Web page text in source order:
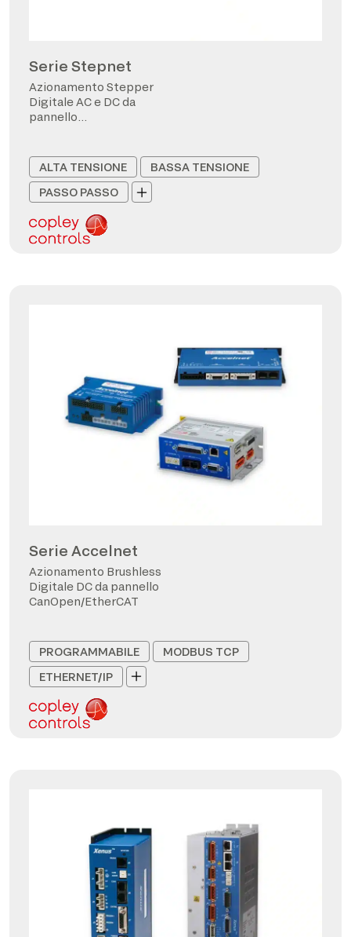
Serie Stepnet
Azionamento Stepper
Digitale AC e DC da
pannello
ALTA TENSIONE
BASSA TENSIONE
PASSO PASSO
Serie Accelnet
Azionamento Brushless
Digitale DC da pannello
CanOpen/EtherCAT
PROGRAMMABILE
MODBUS TCP
ETHERNET/IP